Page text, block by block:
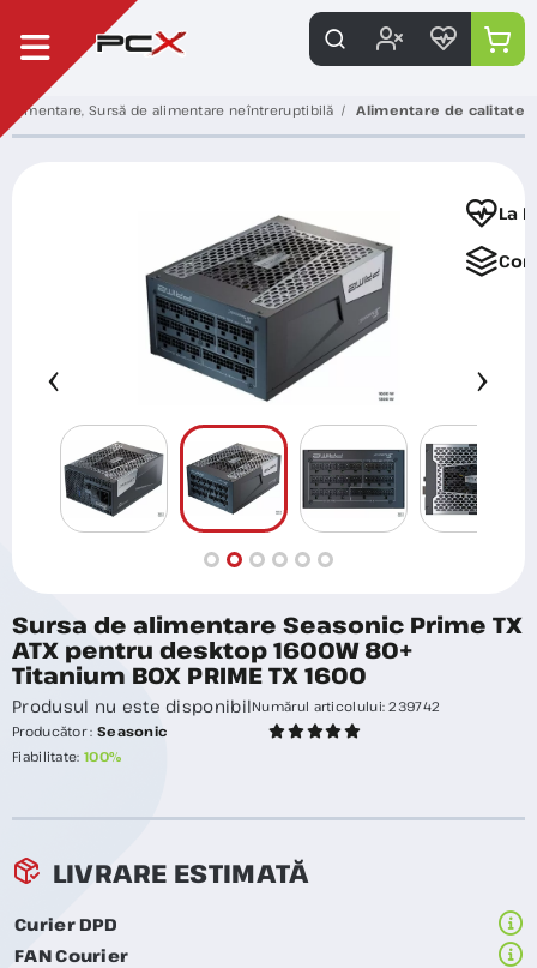
alimentare, Sursă de alimentare neîntreruptibilă Alimentare de calitate
La
Sursa de alimentare Seasonic Prime TX
ATX pentru desktop 1600W 80+
Titanium BOX PRIME TX 1600
Numărul articolului:239742
Producător : Seasonic
Fiabilitate: 100%
Produsul nu este disponibil
LIVRARE ESTIMATĂ
Curier DPD
FAN Courier